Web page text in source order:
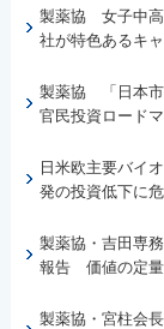
製薬協 女子中高
社が特色あるキ
製薬協 「日本市
官民投資ロード
日米欧主要バイ
発の投資低下に
製薬協・吉田専
報告 価値の定量
製薬協・宮柱会